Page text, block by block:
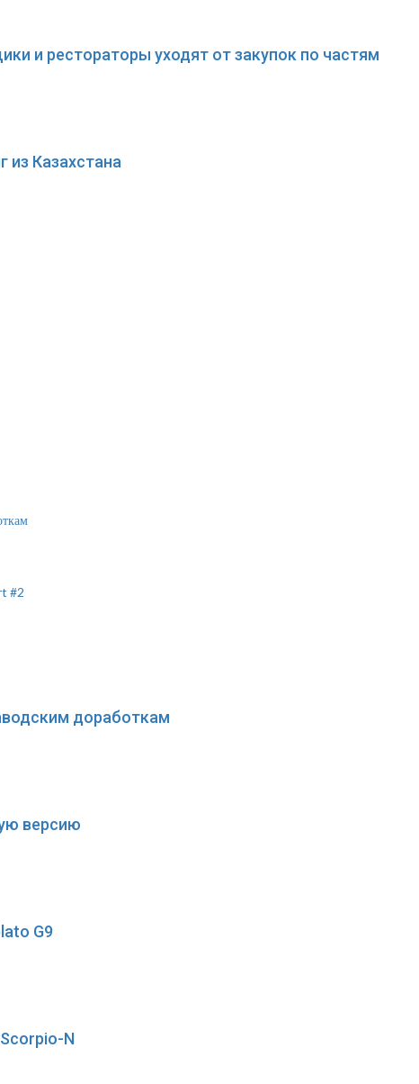
и рестораторы уходят от закупок по частям
из Казахстана
#2
доработкам
версию
G9
N